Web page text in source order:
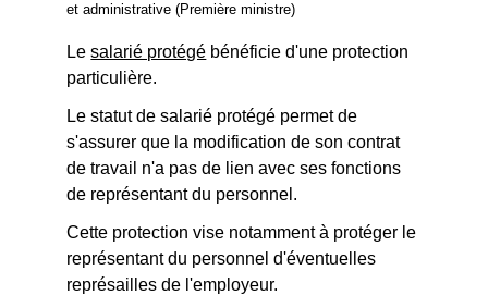
et administrative (Première ministre)
Lesalarié protégé bénéficie d'une protection
particulière.
Le statut de salarié protégé permet de
s'assurer que la modification de son contrat
de travail n'a pas de lien avec ses fonctions
de représentant du personnel.
Cette protection vise notamment à protéger le
représentant du personnel d'éventuelles
représailles de l'employeur.